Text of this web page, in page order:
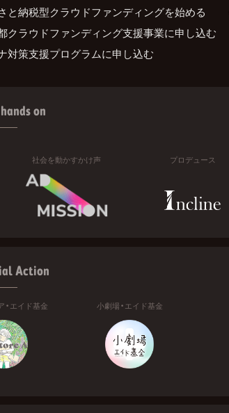
と納税型クラウドファンディングを始める
クラウドファンディング支援事業に申し込む
対策支援プログラムに申し込む
on
社会を動かすかけ声 プロデュース
Action
・エイド基金 小劇場・エイド基金